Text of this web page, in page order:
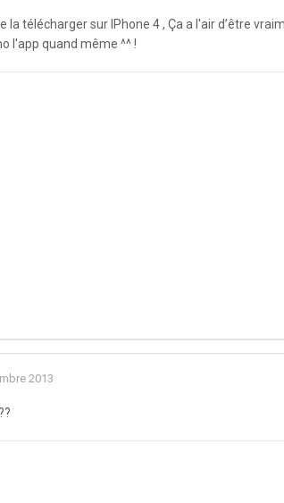
la télécharger sur IPhone 4 , Ça a l'air d’être
l'app quand même ^^ !
2013